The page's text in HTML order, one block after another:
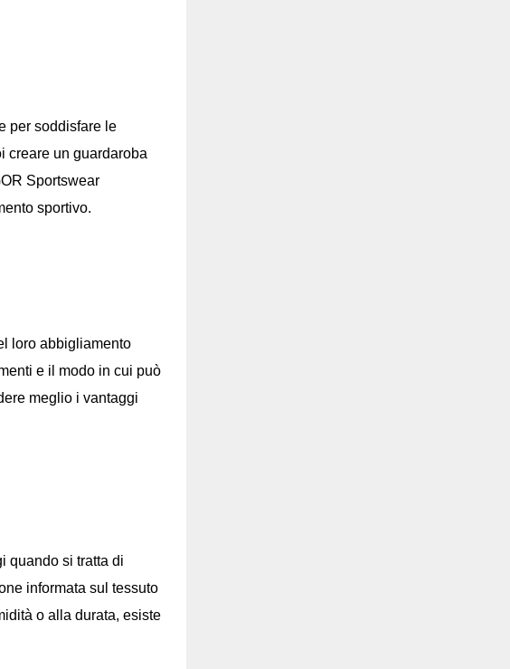
per soddisfare le
creare un guardaroba
Sportswear
sportivo.
loro abbigliamento
e il modo in cui può
meglio i vantaggi
quando si tratta di
informata sul tessuto
o alla durata, esiste